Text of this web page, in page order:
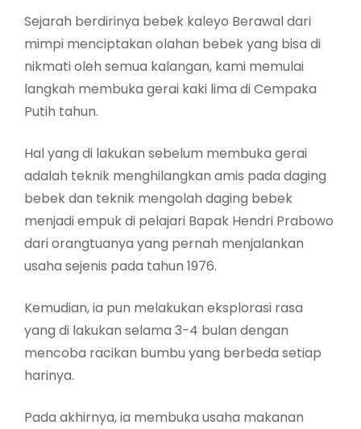
Sejarah berdirinya bebek kaleyo Berawal dari
mimpi menciptakan olahan bebek yang bisa di
nikmati oleh semua kalangan, kami memulai
langkah membuka gerai kaki lima di Cempaka
Putih tahun.
Hal yang di lakukan sebelum membuka gerai
adalah teknik menghilangkan amis pada daging
bebek dan teknik mengolah daging bebek
menjadi empuk di pelajari Bapak Hendri Prabowo
dari orangtuanya yang pernah menjalankan
usaha sejenis pada tahun 1976.
Kemudian, ia pun melakukan eksplorasi rasa
yang di lakukan selama 3-4 bulan dengan
mencoba racikan bumbu yang berbeda setiap
harinya.
Pada akhirnya, ia membuka usaha makanan